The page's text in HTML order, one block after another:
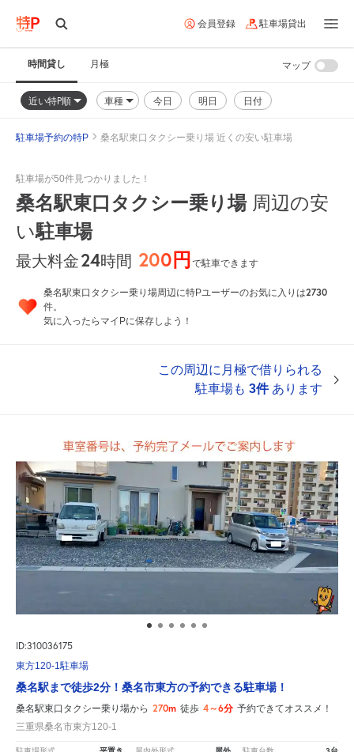
会員登録 駐車場貸出
時間貸し 月極
近い特P順 車種 今日 明日 日付
マップ
駐車場予約の特P 桑名駅東口タクシー乗り場 近くの安い駐車場
駐車場が50件見つかりました！
桑名駅東口タクシー乗り場周辺の安
い駐車場
最大料金24時間 200円で駐車できます
桑名駅東口タクシー乗り場周辺に特Pユーザーのお気に入りは2730
件。
気に入ったらマイPに保存しよう！
この周辺に月極で借りられる
駐車場も 3件あります
ID:310036175
東方120-1駐車場
桑名駅まで徒歩2分！桑名市東方の予約できる駐車場！
桑名駅東口タクシー乗り場から 270m 徒歩 4～6分 予約できてオススメ！
三重県桑名市東方120-1